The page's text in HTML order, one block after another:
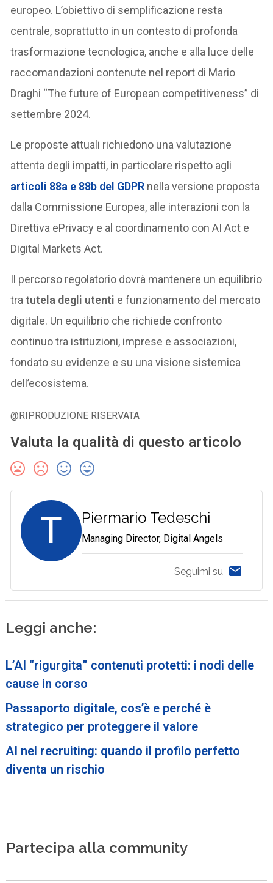
europeo. L’obiettivo di semplificazione resta
centrale, soprattutto in un contesto di profonda
trasformazione tecnologica, anche e alla luce delle
raccomandazioni contenute nel report di Mario
Draghi “The future of European competitiveness” di
settembre 2024.
Le proposte attuali richiedono una valutazione
attenta degli impatti, in particolare rispetto agli
articoli 88a e 88b del GDPR nella versione proposta
dalla Commissione Europea, alle interazioni con la
Direttiva ePrivacy e al coordinamento con AI Act e
Digital Markets Act.
Il percorso regolatorio dovrà mantenere un equilibrio
tratutela degli utenti e funzionamento del mercato
digitale. Un equilibrio che richiede confronto
continuo tra istituzioni, imprese e associazioni,
fondato su evidenze e su una visione sistemica
dell’ecosistema.
@RIPRODUZIONE RISERVATA
Valuta la qualità di questo articolo
T Piermario Tedeschi
Managing Director, Digital Angels
Seguimi su
Leggi anche:
L’AI “rigurgita” contenuti protetti: i nodi delle
cause in corso
Passaporto digitale, cos’è e perché è
strategico per proteggere il valore
AI nel recruiting: quando il profilo perfetto
diventa un rischio
Partecipa alla community